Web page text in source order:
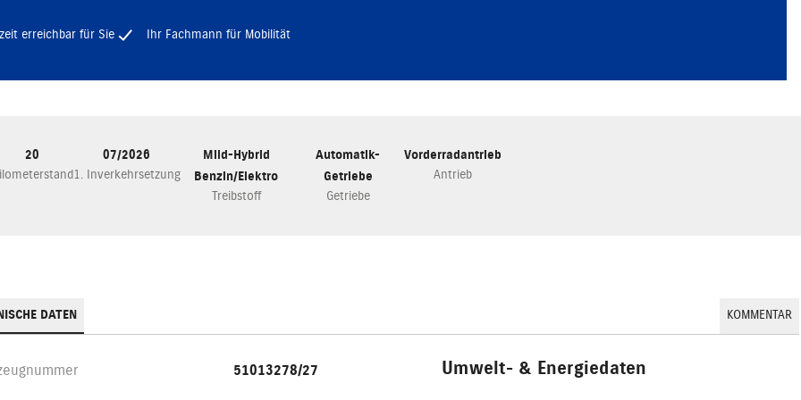
erreichbar für Sie Ihr Fachmann für Mobilität
20
07/2026
1. Inverkehrsetzung
Mild-Hybrid
Benzin/Elektro
Treibstoff
Automatik-
Getriebe
Getriebe
Vorderradantrieb
Antrieb
DATEN KOMMENTAR
51013278/27
Umwelt- & Energiedaten